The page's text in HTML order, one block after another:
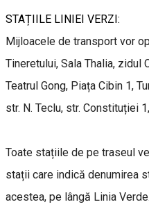
STAȚIILE LINIEI VERZI:
Mijloacele de transport vor
Tineretului, Sala Thalia, zidul
Teatrul Gong, Piața Cibin 1,
str. N. Teclu, str. Constituției
Toate stațiile de pe traseul
stații care indică denumirea
acestea, pe lângă Linia